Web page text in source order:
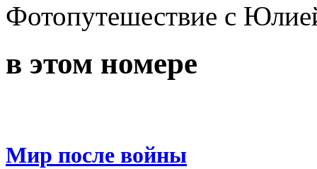
Фотопутешествие с
в этом номере
Мир после войны